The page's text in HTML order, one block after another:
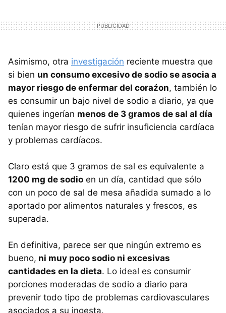
Asimismo, otra investigación reciente muestra que
si bien un consumo excesivo de sodio se asocia a
mayor riesgo de enfermar del coraźon, también lo
es consumir un bajo nivel de sodio a diario, ya que
quienes ingerían menos de 3 gramos de sal al día
tenían mayor riesgo de sufrir insuficiencia cardíaca
y problemas cardíacos.
Claro está que 3 gramos de sal es equivalente a
1200 mg de sodio en un día, cantidad que sólo
con un poco de sal de mesa añadida sumado a lo
aportado por alimentos naturales y frescos, es
superada.
En definitiva, parece ser que ningún extremo es
bueno, ni muy poco sodio ni excesivas
cantidades en la dieta. Lo ideal es consumir
porciones moderadas de sodio a diario para
prevenir todo tipo de problemas cardiovasculares
asociados a su ingesta.